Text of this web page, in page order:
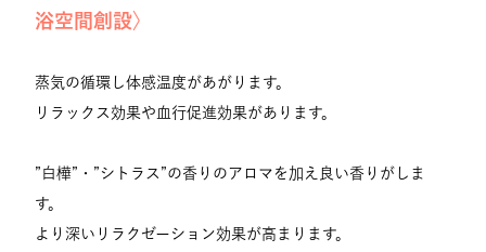
浴空間創設〉
蒸気の循環し体感温度があがります。
リラックス効果や血行促進効果があります。
”白樺”・”シトラス”の香りのアロマを加え良い香りがしま
す。
より深いリラクゼーション効果が高まります。